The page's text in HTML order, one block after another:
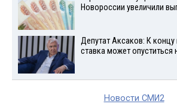
Новороссии увеличили
Депутат Аксаков: К
ставка может опуститься
Новости СМИ2